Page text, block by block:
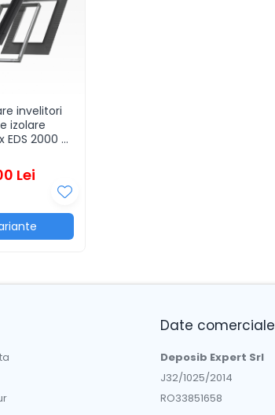
invelitori
izolare
2000 +
Lei
Date comerciale
Deposib Expert Srl
J32/1025/2014
RO33851658